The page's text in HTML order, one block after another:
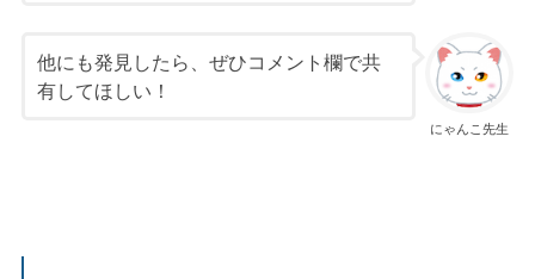
にゃんこ先生
他にも発見したら、ぜひコメント欄で共
有してほしい！